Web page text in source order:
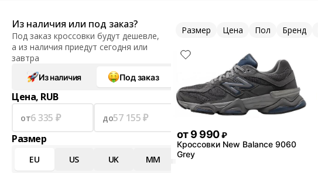
Из наличия или под заказ?
Под заказ кроссовки будут дешевле,
а из наличия приедут сегодня или
завтра
Из наличия Под заказ
Цена, RUB
от до
Размер
EU US UK MM
Размер Цена Пол Бренд
от9 990 ₽
Кроссовки New Balance 9060
Grey